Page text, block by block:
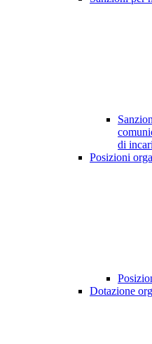
di
Posizioni
Dotazione